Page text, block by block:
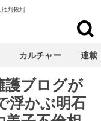
判殺到
護ブログが
浮かぶ明石
カルチャー 連載